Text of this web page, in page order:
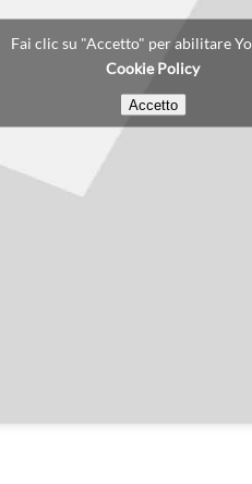
Fai clic su "Accetto" per abilitare
Cookie Policy
Accetto